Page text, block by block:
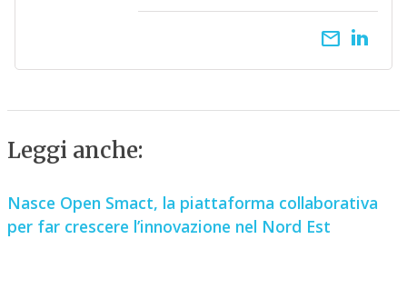
email
Leggi anche:
Nasce Open Smact, la piattaforma collaborativa
per far crescere l’innovazione nel Nord Est